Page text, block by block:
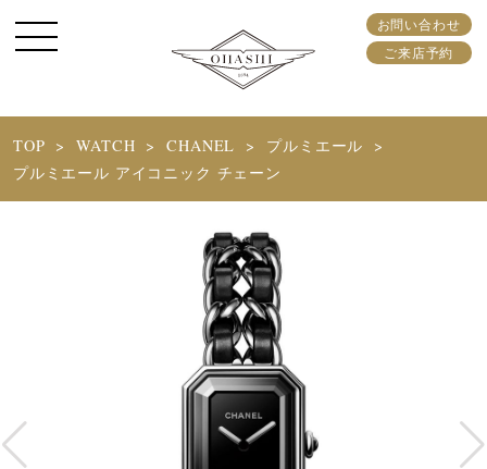
お問い合わせ
ご来店予約
TOP WATCH CHANEL
プルミエール
プルミエール アイコニック チェーン